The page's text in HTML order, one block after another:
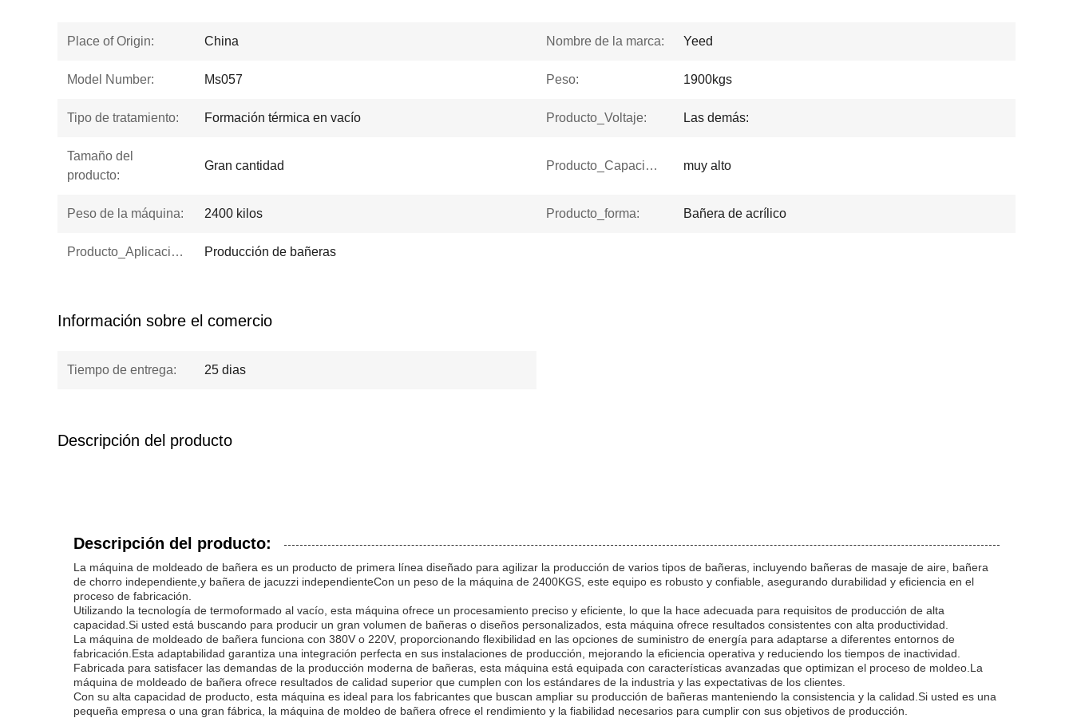
Place of Origin: China Nombre de la marca: Yeed
Model Number: Ms057 Peso: 1900kgs
Tipo de tratamiento: Formación térmica en vacío Producto_Voltaje: Las demás:
Tamaño del
producto:
Gran cantidad Producto_Capacidad: muy alto
Peso de la máquina: 2400 kilos Producto_forma: Bañera de acrílico
Producto_Aplicación: Producción de bañeras
Información sobre el comercio
Tiempo de entrega: 25 dias
Descripción del producto
Descripción del producto:
La máquina de moldeado de bañera es un producto de primera línea diseñado para agilizar la producción de varios tipos de bañeras, incluyendo bañeras de masaje de aire, bañera
de chorro independiente,y bañera de jacuzzi independienteCon un peso de la máquina de 2400KGS, este equipo es robusto y confiable, asegurando durabilidad y eficiencia en el
proceso de fabricación.
Utilizando la tecnología de termoformado al vacío, esta máquina ofrece un procesamiento preciso y eficiente, lo que la hace adecuada para requisitos de producción de alta
capacidad.Si usted está buscando para producir un gran volumen de bañeras o diseños personalizados, esta máquina ofrece resultados consistentes con alta productividad.
La máquina de moldeado de bañera funciona con 380V o 220V, proporcionando flexibilidad en las opciones de suministro de energía para adaptarse a diferentes entornos de
fabricación.Esta adaptabilidad garantiza una integración perfecta en sus instalaciones de producción, mejorando la eficiencia operativa y reduciendo los tiempos de inactividad.
Fabricada para satisfacer las demandas de la producción moderna de bañeras, esta máquina está equipada con características avanzadas que optimizan el proceso de moldeo.La
máquina de moldeado de bañera ofrece resultados de calidad superior que cumplen con los estándares de la industria y las expectativas de los clientes.
Con su alta capacidad de producto, esta máquina es ideal para los fabricantes que buscan ampliar su producción de bañeras manteniendo la consistencia y la calidad.Si usted es una
pequeña empresa o una gran fábrica, la máquina de moldeo de bañera ofrece el rendimiento y la fiabilidad necesarios para cumplir con sus objetivos de producción.